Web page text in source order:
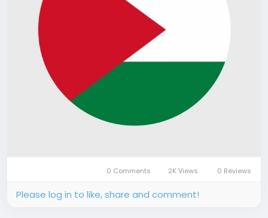
0 Comments 2K Views 0 Reviews
Please log in to like, share and comment!